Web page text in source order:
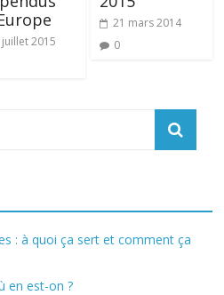
2015
21 mars 2014
0
: à quoi ça sert et comment ça
en est-on ?